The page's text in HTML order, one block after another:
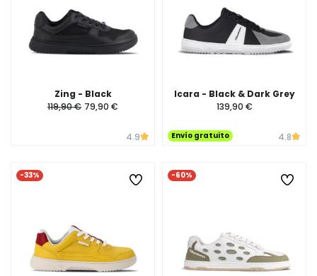
Zing - Black
119,90 € 79,90 €
4.9
Icara - Black & Dark Grey
139,90 €
Envío gratuito 4.8
-33% -60%